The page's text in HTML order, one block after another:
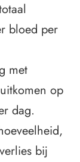
bloed per
met
op
dag.
bij